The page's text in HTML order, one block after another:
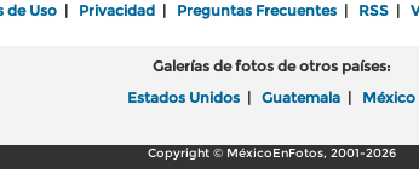
de Uso Privacidad Preguntas Frecuentes RSS
Galerías de fotos de otros países:
Estados Unidos
Guatemala México
Copyright © MéxicoEnFotos, 2001-2026